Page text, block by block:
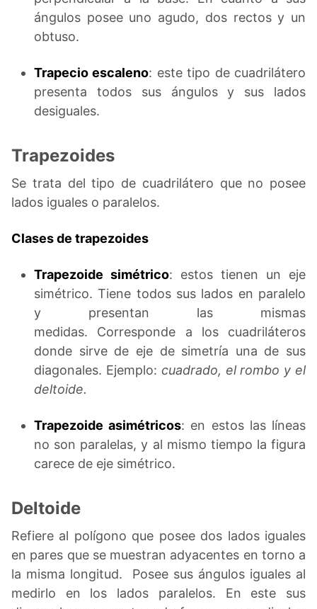
ángulos posee uno agudo, dos rectos y un
obtuso.
Trapecio escaleno: este tipo de cuadrilátero
presenta todos sus ángulos y sus lados
desiguales.
Trapezoides
Se trata del tipo de cuadrilátero que no posee
lados iguales o paralelos.
Clases de trapezoides
Trapezoide simétrico: estos tienen un eje
simétrico. Tiene todos sus lados en paralelo
y presentan las mismas
medidas. Corresponde a los cuadriláteros
donde sirve de eje de simetría una de sus
diagonales. Ejemplo: cuadrado, el rombo y el
deltoide.
Trapezoide asimétricos: en estos las líneas
no son paralelas, y al mismo tiempo la figura
carece de eje simétrico.
Deltoide
Refiere al polígono que posee dos lados iguales
en pares que se muestran adyacentes en torno a
la misma longitud. Posee sus ángulos iguales al
medirlo en los lados paralelos. En este sus